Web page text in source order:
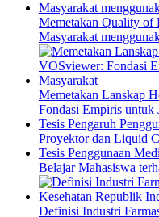
Memetakan Quality of
Masyarakat
Memetakan Lanskap
Fondasi Empiris untuk
Tesis Pengaruh
Proyektor dan Liquid
Tesis Penggunaan
Belajar Mahasiswa
Definisi Industri